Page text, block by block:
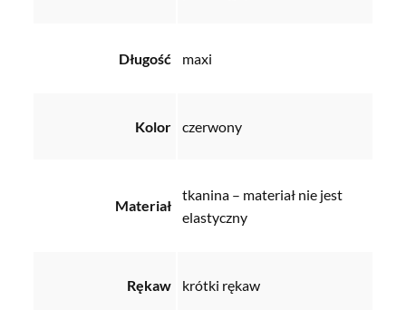
Długość maxi
Kolor czerwony
Materiał
tkanina – materiał nie jest
elastyczny
Rękaw krótki rękaw